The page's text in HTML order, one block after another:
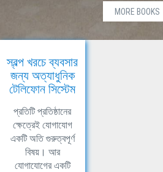
MORE BOOKS
স্বল্প খরচে ব্যবসার
জন্য অত্যাধুনিক
টেলিফোন সিস্টেম
প্রতিটি প্রতিষ্ঠানের
ক্ষেত্রেই যোগাযোগ
একটি অতি গুরুত্বপূর্ণ
বিষয়। আর
যোগাযোগের একটি